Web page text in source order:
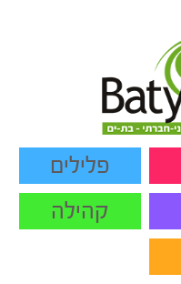
פלילים
קהילה